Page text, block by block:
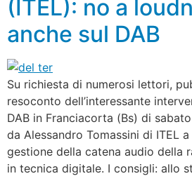
(ITEL): no a
anche sul DAB
Su richiesta di numerosi lettori,
resoconto dell’interessante
DAB in Franciacorta (Bs) di
da Alessandro Tomassini di ITEL
gestione della catena audio della
in tecnica digitale. I consigli: allo